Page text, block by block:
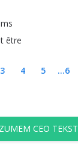
être
3 4 5 ...6
CEO TEKST